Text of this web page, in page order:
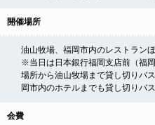
開催場所
油山牧場、福岡市内のレストラン
※当日は日本銀行福岡支店前（福
場所から油山牧場まで貸し切りバ
岡市内のホテルまでも貸し切りバ
会費